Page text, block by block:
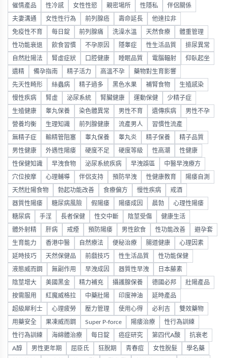
催情產品 性冷感 女性性慾 親密場所 性隱私 伴侶關係
夫妻溝通 女性性行為 前列腺癌 壽命延長 他達拉非
免疫性不育 每日錠 前列腺痛 洗澡水溫 天然食療 體重管理
性功能衰退 飲食習慣 不孕原因 隱睾症 性生活品質 排尿異常
自然壯陽法 腎虛症狀 口腔健康 睡眠品質 電腦輻射 仰臥起坐
遺精 備孕指南 精子活力 高溫不孕 藥物對生育影響
先天性畸形 絲蟲病 精子過多 黑色水果 補腎食物 生殖感染
慢性疾病 腎虛 泌尿系統 腎臟健康 運動保健 少精子症
生殖健康 睾丸保養 染色體異常 男性不育 遺傳疾病 男性不孕
營養均衡 生理知識 前列腺健康 流產男人 習慣性流產
無精子症 輸精管阻塞 睾丸保養 睾丸炎 精子保養 精子品質
男性健康 外遇性陽痿 硬度不足 硬度等級 性高潮 性健康
性保健知識 早洩食物 泌尿系統疾病 早洩誤區 中醫早洩療方
穴位按摩 心理輔導 伴侶支持 預防早洩 性健康教育 陽痿自測
天然壯陽食物 勃起功能改善 食療偏方 慢性疾病 戒酒
器質性陽痿 糖尿病風險 假陽痿 陽痿成因 晨勃 心理性陽痿
糖尿病 手淫 長者保健 性交中斷 陰莖受傷 健康生活
體外射精 肝病 戒煙 預防陽痿 男性飲食 性功能改善 避孕套
生育能力 香港中醫 自然療法 便秘治療 腸道健康 心理因素
延時技巧 天然保健品 前戲技巧 性生活品質 性功能保健
液態威而鋼 無副作用 早洩成因 器質性早洩 日本藤素
陰莖增大 美國黑金 精力補充 攝護腺保養 德國必邦 壯陽產品
按需服用 紅魔威格拉 中藥壯陽 印度神油 延時產品
超級犀利士 心理疲勞 壓力管理 使用心得 必利吉 雙效藥物
用藥安全 果凍威而鋼 Super P-force 陽痿治療 性行為訓練
性行為訓練 海綿體治療 每日錠 癌症研究 第四代A酸 抗衰老
A醇 男性更年期 屈臣氏 狂脫期 青春痘 女性脫髮 學名藥